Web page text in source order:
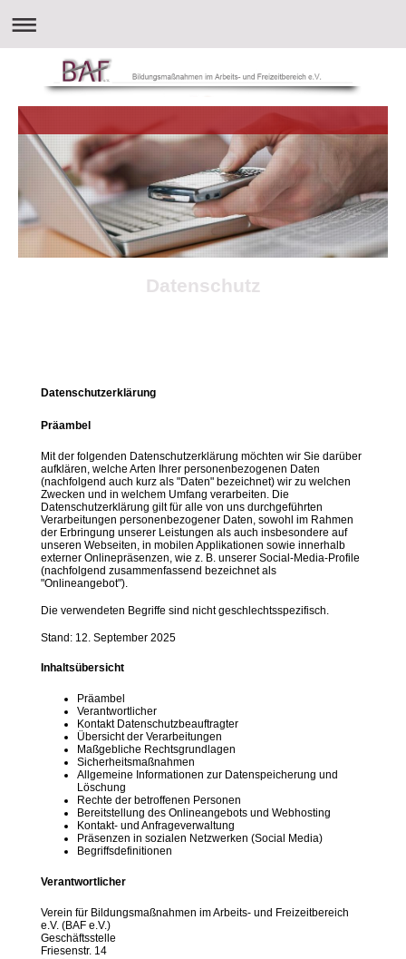
Datenschutz
Datenschutzerklärung
Präambel
Mit der folgenden Datenschutzerklärung möchten wir Sie darüber
aufklären, welche Arten Ihrer personenbezogenen Daten
(nachfolgend auch kurz als "Daten" bezeichnet) wir zu welchen
Zwecken und in welchem Umfang verarbeiten. Die
Datenschutzerklärung gilt für alle von uns durchgeführten
Verarbeitungen personenbezogener Daten, sowohl im Rahmen
der Erbringung unserer Leistungen als auch insbesondere auf
unseren Webseiten, in mobilen Applikationen sowie innerhalb
externer Onlinepräsenzen, wie z. B. unserer Social-Media-Profile
(nachfolgend zusammenfassend bezeichnet als
"Onlineangebot").
Die verwendeten Begriffe sind nicht geschlechtsspezifisch.
Stand: 12. September 2025
Inhaltsübersicht
Präambel
Verantwortlicher
Kontakt Datenschutzbeauftragter
Übersicht der Verarbeitungen
Maßgebliche Rechtsgrundlagen
Sicherheitsmaßnahmen
Allgemeine Informationen zur Datenspeicherung und
Löschung
Rechte der betroffenen Personen
Bereitstellung des Onlineangebots und Webhosting
Kontakt- und Anfrageverwaltung
Präsenzen in sozialen Netzwerken (Social Media)
Begriffsdefinitionen
Verantwortlicher
Verein für Bildungsmaßnahmen im Arbeits- und Freizeitbereich
e.V. (BAF e.V.)
Geschäftsstelle
Friesenstr. 14